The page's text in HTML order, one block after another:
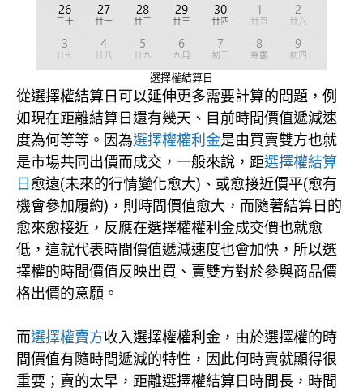
選擇權結算日
從選擇權結算日可以延伸更多需要計算的問題，例
如現在距離結算日還有幾天、目前時間價值遞減速
度為何等等。因為選擇權權利金是由買賣雙方也就
是市場共同出價而成交，一般來說，距選擇權結算
日愈遠(未來的行情變化愈大)、或愈接近價平(愈有
機會參加履約)，則時間價值愈大，而隨著結算日的
愈來愈接近，反應在選擇權權利金成交價也就愈
低，這就代表時間價值遞減速度也會加快，所以選
擇權的時間價值反映出買、賣雙方對於參與商品價
格出價的意願。
而選擇權賣方收入選擇權權利金，由於選擇權的時
間價值有隨時間遞減的特性，因此何時賣就顯得很
重要；賣的太早，距離選擇權結算日時間長，時間